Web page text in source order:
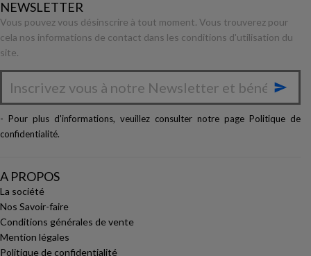
NEWSLETTER
Vous pouvez vous désinscrire à tout moment. Vous trouverez pour
cela nos informations de contact dans les conditions d'utilisation du
site.

- Pour plus d'informations, veuillez consulter notre page Politique de
confidentialité.
A PROPOS
La société
Nos Savoir-faire
Conditions générales de vente
Mention légales
Politique de confidentialité